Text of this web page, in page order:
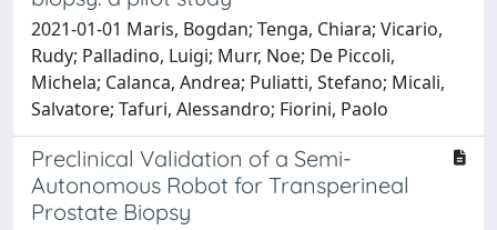
2021-01-01 Maris, Bogdan; Tenga, Chiara; Vicario,
Rudy; Palladino, Luigi; Murr, Noe; De Piccoli,
Michela; Calanca, Andrea; Puliatti, Stefano; Micali,
Salvatore; Tafuri, Alessandro; Fiorini, Paolo
Preclinical Validation of a Semi-
Autonomous Robot for Transperineal
Prostate Biopsy